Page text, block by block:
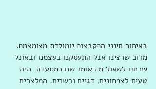
באיחור חינני התקבצות יומולדת מצומצמת.
מרוב שרצינו אבל התעסקנו בעצמנו ובאוכל
שכחנו לשאול מה אומר שם המסעדה. היה
טעים לצמחונים, דגיים ובשרים. המלצרים